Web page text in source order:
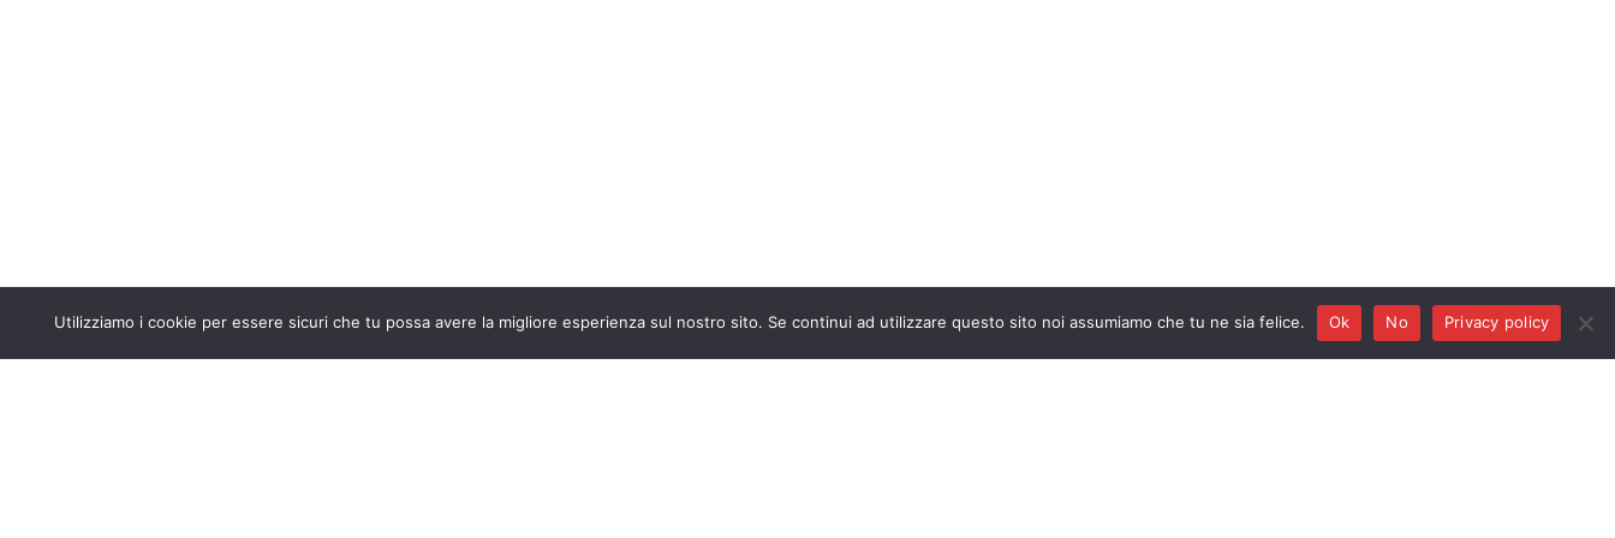
Privacy policy
Utilizziamo i cookie per essere sicuri che tu possa avere la migliore esperienza sul nostro sito. Se continui ad utilizzare questo sito noi assumiamo che tu ne sia felice. Ok No Privacy policy